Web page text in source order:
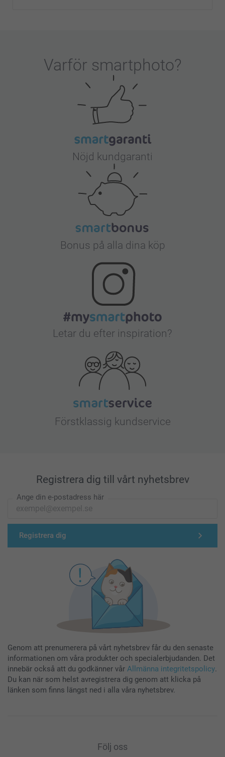
Varför smartphoto?
Nöjd kundgaranti
Bonus på alla dina köp
Letar du efter inspiration?
Förstklassig kundservice
Registrera dig till vårt nyhetsbrev
Ange din e-postadress här
Registrera dig
Genom att prenumerera på vårt nyhetsbrev får du den senaste
informationen om våra produkter och specialerbjudanden. Det
innebär också att du godkänner vår Allmänna integritetspolicy.
Du kan när som helst avregistrera dig genom att klicka på
länken som finns längst ned i alla våra nyhetsbrev.
Följ oss